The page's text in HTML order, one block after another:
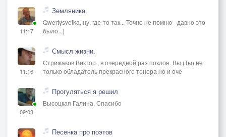
11:17
Земляника
Qwertysvetka, ну, где-то так... Точно не помню - давно это
было...)
11:16
Смысл жизни.
Стрижаков Виктор , в очередной раз поклон. Вы (Ты) не
только обладатель прекрасного тенора но и оче
09:03
Прогуляться я решил
Высоцкая Галина, Спасибо
Песенка про поэтов